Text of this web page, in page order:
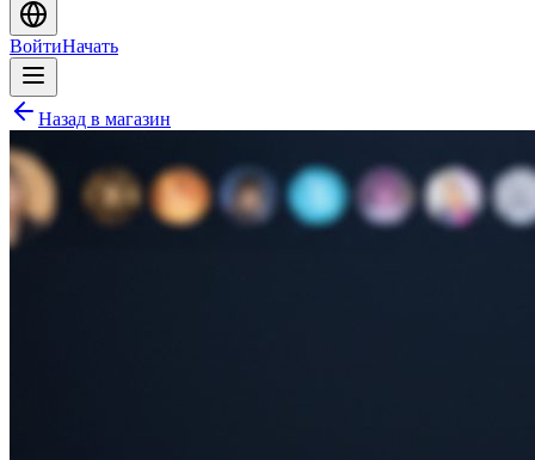
ВойтиНачать
Назад в магазин